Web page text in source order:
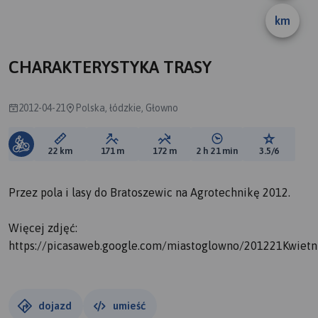
km
CHARAKTERYSTYKA TRASY
2012-04-21 Polska, łódzkie, Głowno
Długość trasy:
22 km Suma przewyższeń:
171 m Suma spadków:
172 m Średni czas potrzebny
2 h 21 min Ocena
3.5/6
Przez pola i lasy do Bratoszewic na Agrotechnikę 2012.
Więcej zdjęć:
https://picasaweb.google.com/miastoglowno/
dojazd umieść